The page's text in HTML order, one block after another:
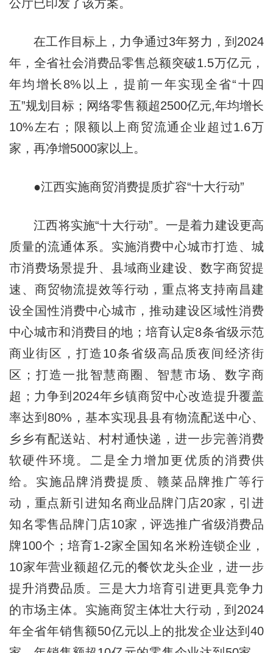
公厅已印发了该方案。
在工作目标上，力争通过3年努力，到2024
年，全省社会消费品零售总额突破1.5万亿元，
年均增长8%以上，提前一年实现全省“十四
五”规划目标；网络零售额超2500亿元,年均增长
10%左右；限额以上商贸流通企业超过1.6万
家，再净增5000家以上。
●江西实施商贸消费提质扩容“十大行动”
江西将实施“十大行动”。一是着力建设更高
质量的流通体系。实施消费中心城市打造、城
市消费场景提升、县域商业建设、数字商贸提
速、商贸物流提效等行动，重点将支持南昌建
设全国性消费中心城市，推动建设区域性消费
中心城市和消费目的地；培育认定8条省级示范
商业街区，打造10条省级高品质夜间经济街
区；打造一批智慧商圈、智慧市场、数字商
超；力争到2024年乡镇商贸中心改造提升覆盖
率达到80%，基本实现县县有物流配送中心、
乡乡有配送站、村村通快递，进一步完善消费
软硬件环境。二是全力增加更优质的消费供
给。实施品牌消费提质、赣菜品牌推广等行
动，重点新引进知名商业品牌门店20家，引进
知名零售品牌门店10家，评选推广省级消费品
牌100个；培育1-2家全国知名米粉连锁企业，
10家年营业额超亿元的餐饮龙头企业，进一步
提升消费品质。三是大力培育引进更具竞争力
的市场主体。实施商贸主体壮大行动，到2024
年全省年销售额50亿元以上的批发企业达到40